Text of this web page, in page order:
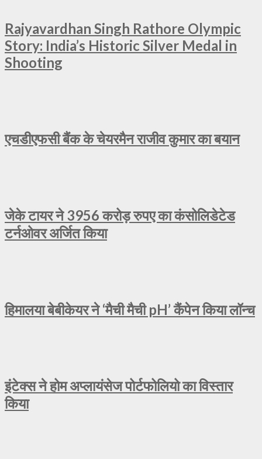
Rajyavardhan Singh Rathore Olympic
Story: India’s Historic Silver Medal in
Shooting
एचडीएफसी बैंक के चेयरमैन राजीव कुमार का बयान
जेके टायर ने 3956 करोड़ रुपए का कंसोलिडेटेड
टर्नओवर अर्जित किया
हिमालया बेबीकेयर ने ‘मैची मैची pH’ कैंपेन किया लॉन्च
इंटेक्स ने होम अप्लायंसेज पोर्टफोलियो का विस्तार
किया